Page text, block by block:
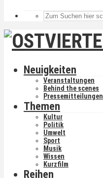
Neuigkeiten
Veranstaltungen
Behind the scenes
Pressemitteilungen
Themen
Kultur
Politik
Umwelt
Sport
Musik
Wissen
Kurzfilm
Reihen